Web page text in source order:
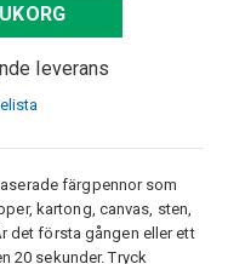
leverans
färgpennor som
kartong, canvas, sten,
det första gången eller ett
20 sekunder. Tryck